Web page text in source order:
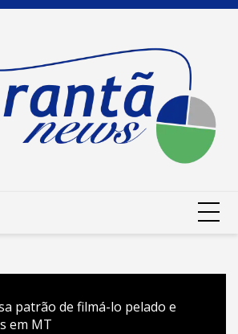
patrão de filmá-lo pelado e
em MT